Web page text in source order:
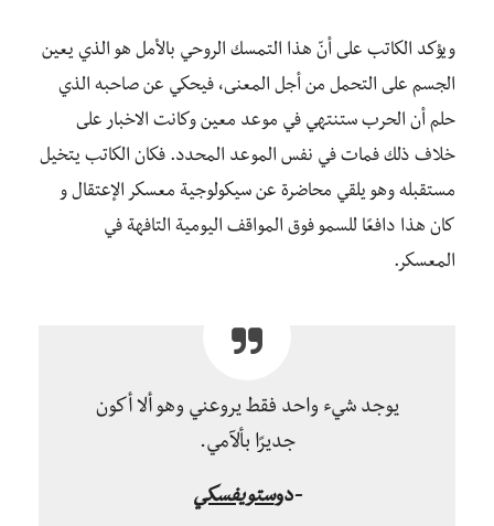
ويؤكد الكاتب على أنّ هذا التمسك الروحي بالأمل هو الذي يعين
الجسم على التحمل من أجل المعنى، فيحكي عن صاحبه الذي
حلم أن الحرب ستنتهي في موعد معين وكانت الاخبار على
خلاف ذلك فمات في نفس الموعد المحدد. فكان الكاتب يتخيل
مستقبله وهو يلقي محاضرة عن سيكولوجية معسكر الإعتقال و
كان هذا دافعًا للسمو فوق المواقف اليومية التافهة في
المعسكر.
يوجد شيء واحد فقط يروعني وهو ألا أكون
جديرًا بألآمي.
-دوستويفسكي